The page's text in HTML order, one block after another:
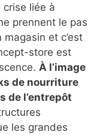
crise liée à
prennent le pas
et c’est
store est
À l’image
de nourriture
de l’entrepôt
les grandes